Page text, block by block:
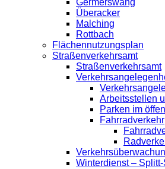
Germerswang
Überacker
Malching
Rottbach
Flächennutzungsplan
Straßenverkehrsamt
Straßenverkehrsamt
Arbeitsstellen
Parken im
Fahrradverkehr
Winterdienst –